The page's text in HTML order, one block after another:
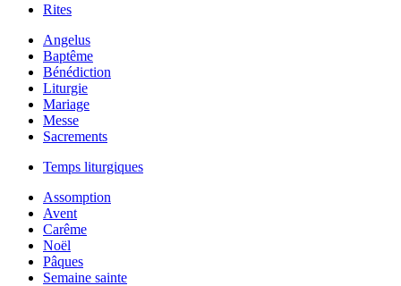
Rites
Angelus
Baptême
Bénédiction
Liturgie
Mariage
Messe
Sacrements
Temps liturgiques
Assomption
Avent
Carême
Noël
Pâques
Semaine sainte